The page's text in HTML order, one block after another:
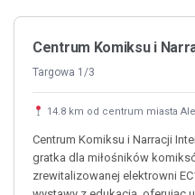
Centrum Komiksu i
Targowa 1/3
14.8 km od centrum miasta
Centrum Komiksu i Narracji
gratka dla miłośników
zrewitalizowanej elektrowni